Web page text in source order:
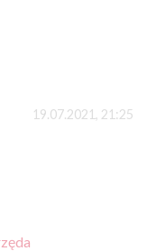
19.07.2021, 21:25